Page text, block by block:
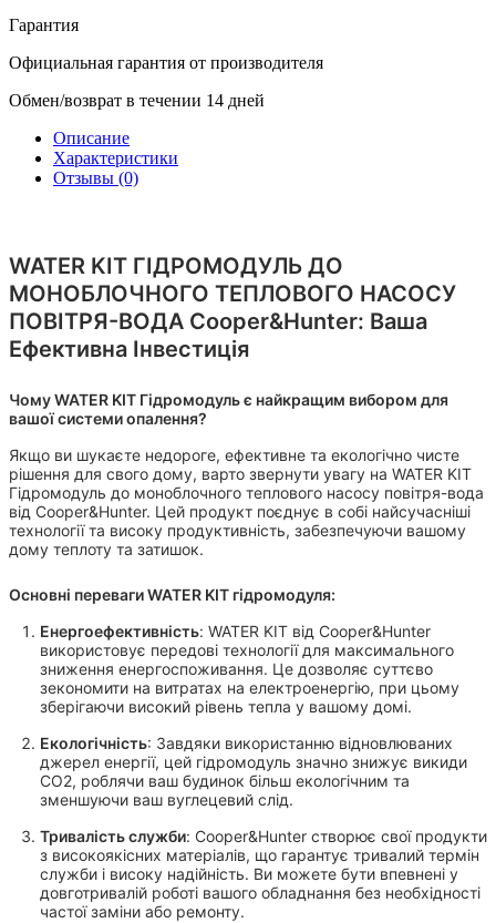
Гарантия
Официальная гарантия от производителя
Обмен/возврат в течении 14 дней
Описание
Характеристики
Отзывы (0)
WATER KIT ГІДРОМОДУЛЬ ДО
МОНОБЛОЧНОГО ТЕПЛОВОГО НАСОСУ
ПОВІТРЯ-ВОДА Cooper&Hunter: Ваша
Ефективна Інвестиція
Чому WATER KIT Гідромодуль є найкращим вибором для
вашої системи опалення?
Якщо ви шукаєте недороге, ефективне та екологічно чисте
рішення для свого дому, варто звернути увагу на WATER KIT
Гідромодуль до моноблочного теплового насосу повітря-вода
від Cooper&Hunter. Цей продукт поєднує в собі найсучасніші
технології та високу продуктивність, забезпечуючи вашому
дому теплоту та затишок.
Основні переваги WATER KIT гідромодуля:
Енергоефективність: WATER KIT від Cooper&Hunter
використовує передові технології для максимального
зниження енергоспоживання. Це дозволяє суттєво
зекономити на витратах на електроенергію, при цьому
зберігаючи високий рівень тепла у вашому домі.
Екологічність: Завдяки використанню відновлюваних
джерел енергії, цей гідромодуль значно знижує викиди
CO2, роблячи ваш будинок більш екологічним та
зменшуючи ваш вуглецевий слід.
Тривалість служби: Cooper&Hunter створює свої продукти
з високоякісних матеріалів, що гарантує тривалий термін
служби і високу надійність. Ви можете бути впевнені у
довготривалій роботі вашого обладнання без необхідності
частої заміни або ремонту.